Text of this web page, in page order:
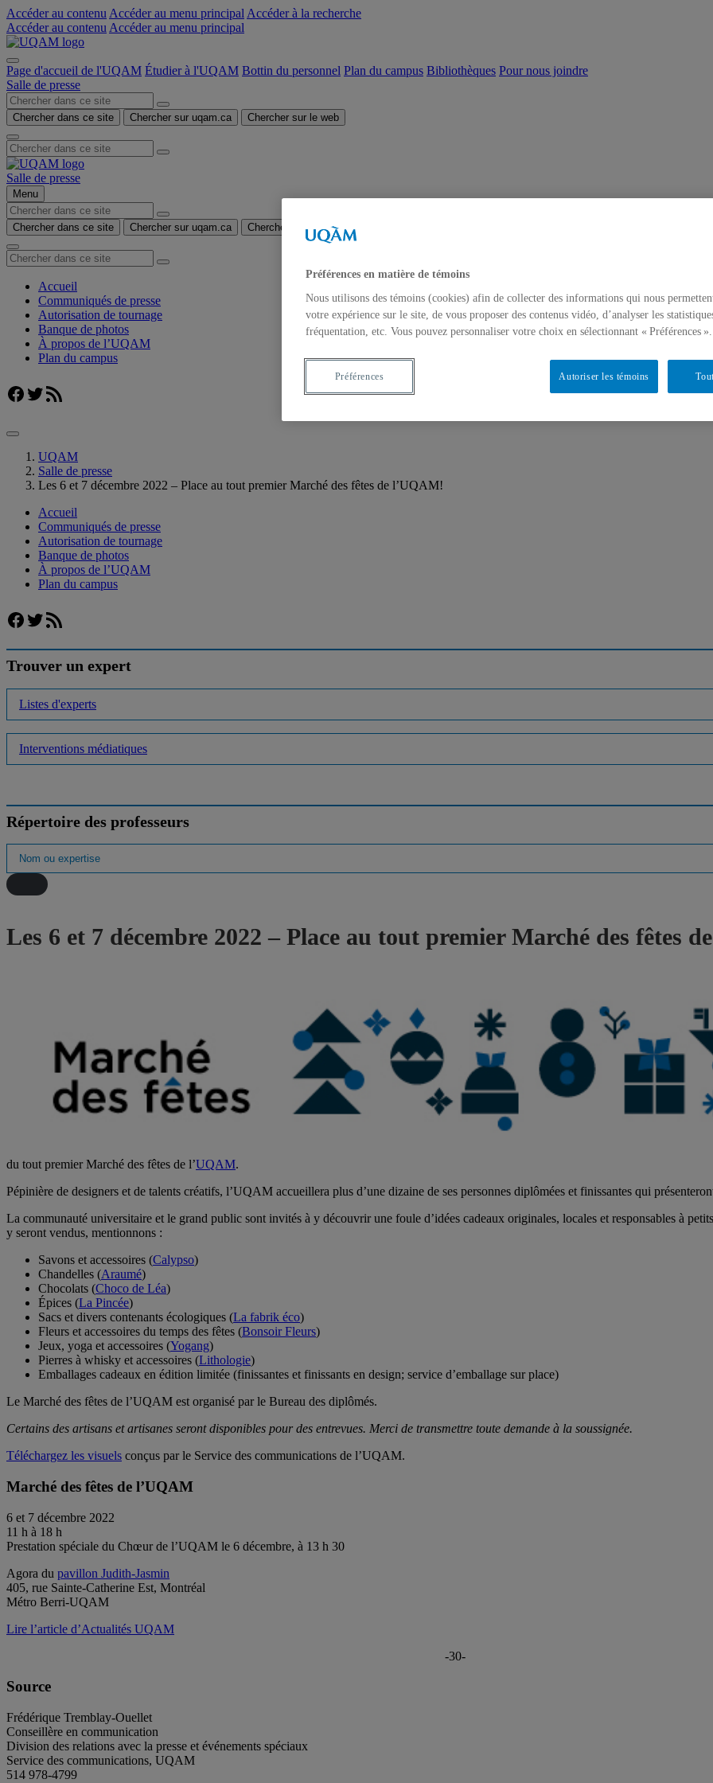
Accéder au contenu Accéder au menu principal Accéder à la recherche
Accéder au contenu Accéder au menu principal
Page d'accueil de l'UQAM Étudier à l'UQAM Bottin du personnel Plan du campus Bibliothèques Pour nous joindre
Salle de presse
Chercher dans ce site Chercher sur uqam.ca Chercher sur le web
Salle de presse
Menu
Chercher dans ce site Chercher sur uqam.ca Chercher sur le web
Accueil
Communiqués de presse
Autorisation de tournage
Banque de photos
À propos de l’UQAM
Plan du campus
Facebook
Twitter
Flux RSS
UQAM
Salle de presse
Les 6 et 7 décembre 2022 – Place au tout premier Marché des fêtes de l’UQAM!
Accueil
Communiqués de presse
Autorisation de tournage
Banque de photos
À propos de l’UQAM
Plan du campus
Facebook
Twitter
Flux RSS
Trouver un expert
Listes d'experts
Interventions médiatiques
Répertoire des professeurs
Les 6 et 7 décembre 2022 – Place au tout premier Marché des fêtes
du tout premier Marché des fêtes de l’UQAM.
Pépinière de designers et de talents créatifs, l’UQAM accueillera plus d’une dizaine de ses personnes diplômées et finissantes qui
La communauté universitaire et le grand public sont invités à y découvrir une foule d’idées cadeaux originales, locales et responsables à
y seront vendus, mentionnons :
Savons et accessoires (Calypso)
Chandelles (Araumé)
Chocolats (Choco de Léa)
Épices (La Pincée)
Sacs et divers contenants écologiques (La fabrik éco)
Fleurs et accessoires du temps des fêtes (Bonsoir Fleurs)
Jeux, yoga et accessoires (Yogang)
Pierres à whisky et accessoires (Lithologie)
Emballages cadeaux en édition limitée (finissantes et finissants en design; service d’emballage sur place)
Le Marché des fêtes de l’UQAM est organisé par le Bureau des diplômés.
Certains des artisans et artisanes seront disponibles pour des entrevues. Merci de transmettre toute demande à la soussignée.
Téléchargez les visuels conçus par le Service des communications de l’UQAM.
Marché des fêtes de l’UQAM
6 et 7 décembre 2022
11 h à 18 h
Prestation spéciale du Chœur de l’UQAM le 6 décembre, à 13 h 30
Agora du pavillon Judith-Jasmin
405, rue Sainte-Catherine Est, Montréal
Métro Berri-UQAM
Lire l’article d’Actualités UQAM
-30-
Source
Frédérique Tremblay-Ouellet
Conseillère en communication
Division des relations avec la presse et événements spéciaux
Service des communications, UQAM
514 978-4799
Préférences en matière de témoins
Nous utilisons des témoins (cookies) afin de collecter des informations qui nous
votre expérience sur le site, de vous proposer des contenus vidéo, d’analyser les
fréquentation, etc. Vous pouvez personnaliser votre choix en sélectionnant « Préférences ».
Autoriser les témoins
Préférences